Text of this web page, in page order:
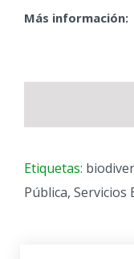
Más información:
Etiquetas:
Pública, Servicios